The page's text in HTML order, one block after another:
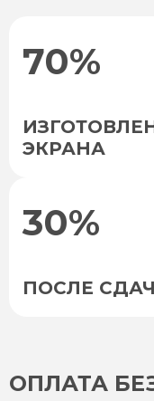
70%
ЭКРАНА
30%
ПОСЛЕ
ОПЛАТА